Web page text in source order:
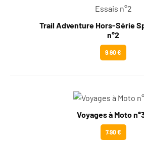
Trail Adventure Hors-Série
n°2
9.90 €
Voyages à Moto
7.90 €